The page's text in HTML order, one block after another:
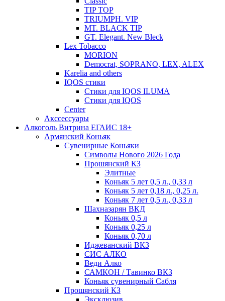
TIP TOP
TRIUMPH. VIP
MT. BLACK TIP
GT. Elegant. New Bleck
Lex Tobacco
MORION
Democrat, SOPRANO, LEX, ALEX
Karelia and others
IQOS стики
Стики для IQOS ILUMA
Стики для IQOS
Сenter
Акссессуары
Алкоголь Витрина ЕГАИС 18+
Армянский Коньяк
Сувенирные Коньяки
Символы Нового 2026 Года
Прошянский КЗ
Элитные
Коньяк 5 лет 0,5 л., 0,33 л
Коньяк 5 лет 0,18 л., 0,25 л.
Коньяк 7 лет 0,5 л., 0,33 л
Шахназарян ВКД
Коньяк 0,5 л
Коньяк 0,25 л
Коньяк 0,70 л
Иджеванский ВКЗ
СИС АЛКО
Веди Алко
САМКОН / Тавинко ВКЗ
Коньяк сувенирный Сабля
Прошянский КЗ
Эксклюзив